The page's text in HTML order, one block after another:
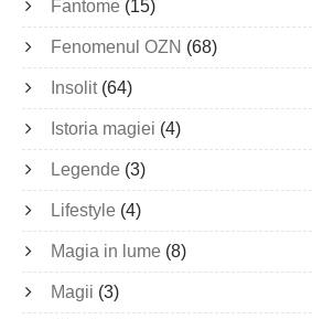
Fantome (15)
Fenomenul OZN (68)
Insolit(64)
Istoria magiei (4)
Legende (3)
Lifestyle (4)
Magia in lume (8)
Magii (3)